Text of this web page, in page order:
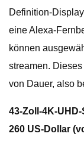
Definition-
eine Alexa-
können
streamen.
von Dauer, also
43-Zoll-4K-
260 US-Dollar